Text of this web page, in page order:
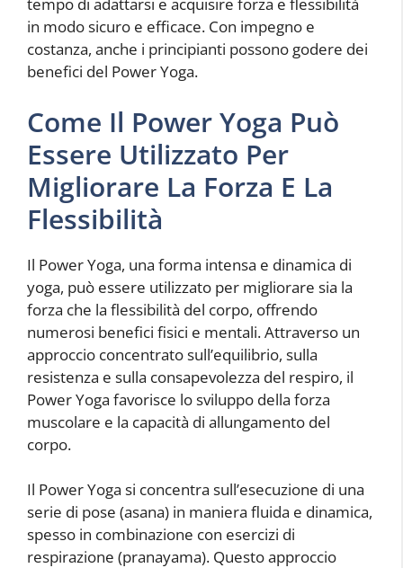
in modo sicuro e efficace. Con impegno e
costanza, anche i principianti possono godere dei
benefici del Power Yoga.
Come Il Power Yoga Può
Essere Utilizzato Per
Migliorare La Forza E La
Flessibilità
Il Power Yoga, una forma intensa e dinamica di
yoga, può essere utilizzato per migliorare sia la
forza che la flessibilità del corpo, offrendo
numerosi benefici fisici e mentali. Attraverso un
approccio concentrato sull’equilibrio, sulla
resistenza e sulla consapevolezza del respiro, il
Power Yoga favorisce lo sviluppo della forza
muscolare e la capacità di allungamento del
corpo.
Il Power Yoga si concentra sull’esecuzione di una
serie di pose (asana) in maniera fluida e dinamica,
spesso in combinazione con esercizi di
respirazione (pranayama). Questo approccio